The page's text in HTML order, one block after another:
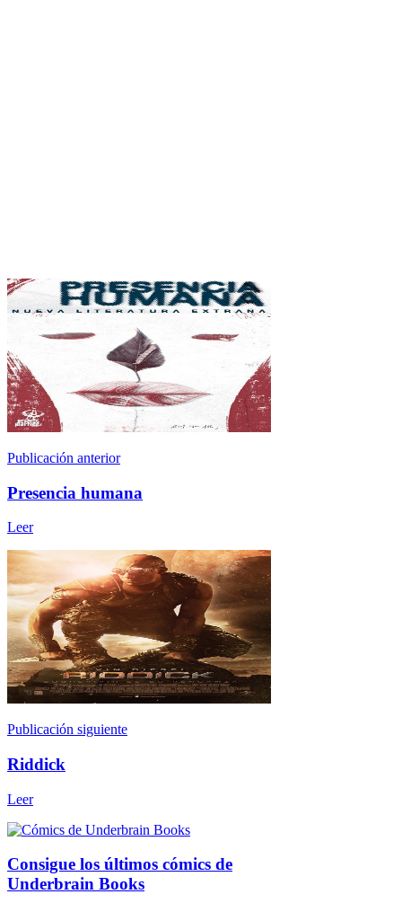
Publicación anterior
Presencia humana
Leer
Publicación siguiente
Riddick
Leer
Consigue los últimos cómics de
Underbrain Books